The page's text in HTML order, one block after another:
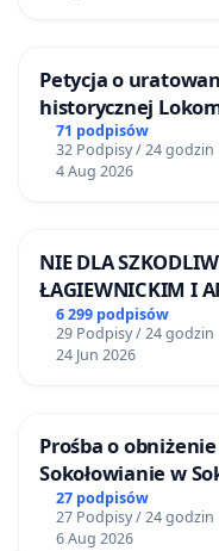
Petycja o
historycznej
71 podpisów
32 Podpisy / 24 godzin
4 Aug 2026
NIE DLA
ŁAGIEWNICKIM I
6 299 podpisów
29 Podpisy / 24 godzin
24 Jun 2026
Prośba o
Sokołowianie w
27 podpisów
27 Podpisy / 24 godzin
6 Aug 2026